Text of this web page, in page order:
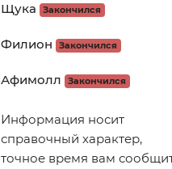
Щука Закончился
Филион Закончился
Афимолл Закончился
Информация носит
справочный характер,
точное время вам